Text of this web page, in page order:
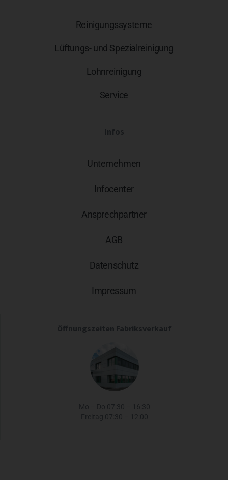
Reinigungssysteme
Lüftungs- und Spezialreinigung
Lohnreinigung
Service
Infos
Unternehmen
Infocenter
Ansprechpartner
AGB
Datenschutz
Impressum
Öffnungszeiten Fabriksverkauf
Mo – Do 07:30 – 16:30
Freitag 07:30 – 12:00